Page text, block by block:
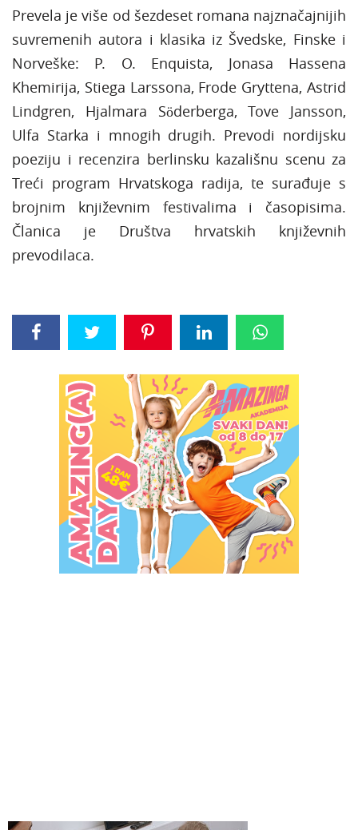
Prevela je više od šezdeset romana najznačajnijih
suvremenih autora i klasika iz Švedske, Finske i
Norveške: P. O. Enquista, Jonasa Hassena
Khemirija, Stiega Larssona, Frode Gryttena, Astrid
Lindgren, Hjalmara Söderberga, Tove Jansson,
Ulfa Starka i mnogih drugih. Prevodi nordijsku
poeziju i recenzira berlinsku kazališnu scenu za
Treći program Hrvatskoga radija, te surađuje s
brojnim književnim festivalima i časopisima.
Članica je Društva hrvatskih književnih
prevodilaca.